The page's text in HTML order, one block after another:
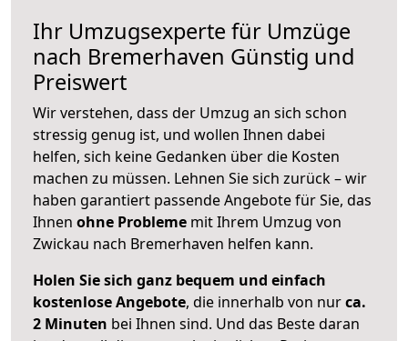
Ihr Umzugsexperte für Umzüge
nach Bremerhaven Günstig und
Preiswert
Wir verstehen, dass der Umzug an sich schon
stressig genug ist, und wollen Ihnen dabei
helfen, sich keine Gedanken über die Kosten
machen zu müssen. Lehnen Sie sich zurück – wir
haben garantiert passende Angebote für Sie, das
Ihnen ohne Probleme mit Ihrem Umzug von
Zwickau nach Bremerhaven helfen kann.
Holen Sie sich ganz bequem und einfach
kostenlose Angebote, die innerhalb von nurca.
2 Minuten bei Ihnen sind. Und das Beste daran